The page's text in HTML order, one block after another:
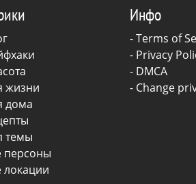
жизни
дома
темы
персоны
локации
Инфо
-Terms of
- Privacy
- DMCA
- Change